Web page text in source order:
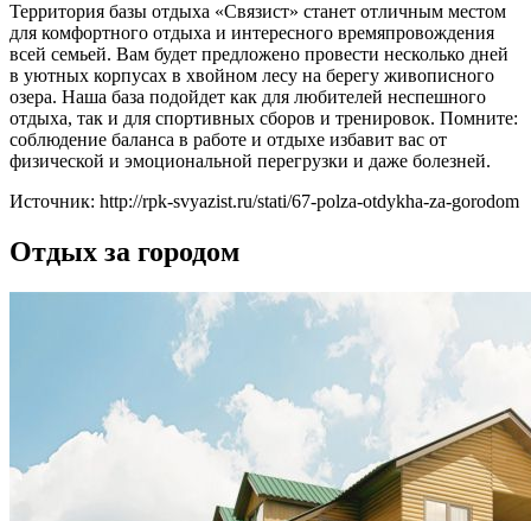
Территория базы отдыха «Связист» станет отличным местом
для комфортного отдыха и интересного времяпровождения
всей семьей. Вам будет предложено провести несколько дней
в уютных корпусах в хвойном лесу на берегу живописного
озера. Наша база подойдет как для любителей неспешного
отдыха, так и для спортивных сборов и тренировок. Помните:
соблюдение баланса в работе и отдыхе избавит вас от
физической и эмоциональной перегрузки и даже болезней.
Источник: http://rpk-svyazist.ru/stati/67-polza-otdykha-za-gorodom
Отдых за городом